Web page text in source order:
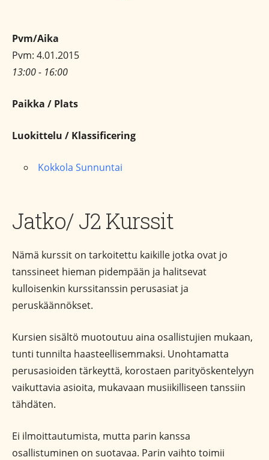
Pvm/Aika
Pvm: 4.01.2015
13:00 - 16:00
Paikka / Plats
Luokittelu / Klassificering
Kokkola Sunnuntai
Jatko/ J2 Kurssit
Nämä kurssit on tarkoitettu kaikille jotka ovat jo
tanssineet hieman pidempään ja halitsevat
kulloisenkin kurssitanssin perusasiat ja
peruskäännökset.
Kursien sisältö muotoutuu aina osallistujien mukaan,
tunti tunnilta haasteellisemmaksi. Unohtamatta
perusasioiden tärkeyttä, korostaen parityöskentelyyn
vaikuttavia asioita, mukavaan musiikilliseen tanssiin
tähdäten.
Ei ilmoittautumista, mutta parin kanssa
osallistuminen on suotavaa. Parin vaihto toimii